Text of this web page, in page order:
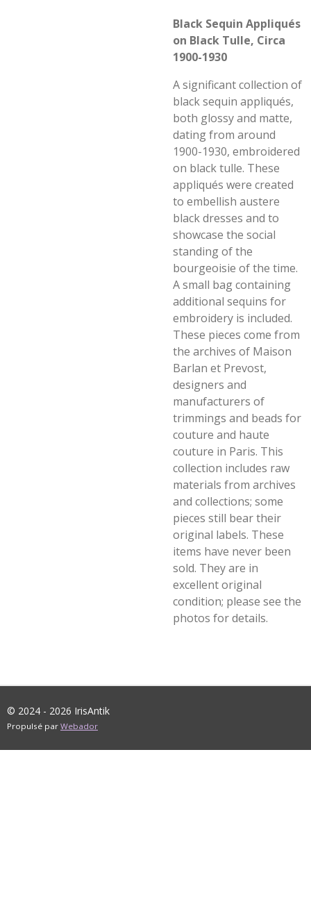
Black Sequin Appliqués
on Black Tulle, Circa
1900-1930
A significant collection of
black sequin appliqués,
both glossy and matte,
dating from around
1900-1930, embroidered
on black tulle. These
appliqués were created
to embellish austere
black dresses and to
showcase the social
standing of the
bourgeoisie of the time.
A small bag containing
additional sequins for
embroidery is included.
These pieces come from
the archives of Maison
Barlan et Prevost,
designers and
manufacturers of
trimmings and beads for
couture and haute
couture in Paris. This
collection includes raw
materials from archives
and collections; some
pieces still bear their
original labels. These
items have never been
sold. They are in
excellent original
condition; please see the
photos for details.
© 2024 - 2026 IrisAntik
Propulsé par Webador